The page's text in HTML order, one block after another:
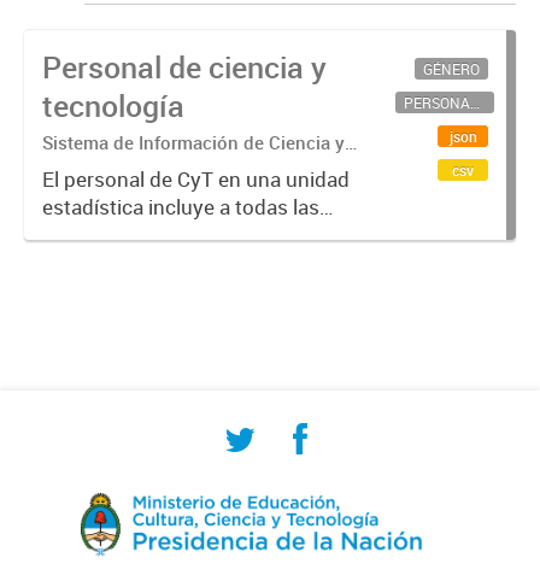
Personal de ciencia y
tecnología
Sistema de Información de Ciencia y
Tecnología Argentino (SICYTAR)
El personal de CyT en una unidad
estadística incluye a todas las
personas involucradas
GÉNERO
PERSONAL CIENTÍFICO-TECNOLÓGICO
json
csv